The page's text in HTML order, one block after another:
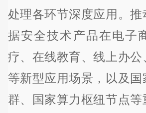
处理各环节深度应用。推
据安全技术产品在电子
疗、在线教育、线上办公
等新型应用场景，以及国
群、国家算力枢纽节点等